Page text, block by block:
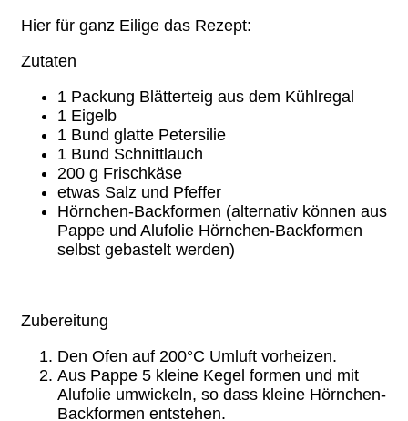
Hier für ganz Eilige das Rezept:
Zutaten
1 Packung Blätterteig aus dem Kühlregal
1 Eigelb
1 Bund glatte Petersilie
1 Bund Schnittlauch
200 g Frischkäse
etwas Salz und Pfeffer
Hörnchen-Backformen (alternativ können aus
Pappe und Alufolie Hörnchen-Backformen
selbst gebastelt werden)
Zubereitung
Den Ofen auf 200°C Umluft vorheizen.
Aus Pappe 5 kleine Kegel formen und mit
Alufolie umwickeln, so dass kleine Hörnchen-
Backformen entstehen.